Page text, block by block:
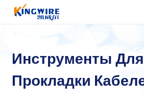
Перейти
Инструменты Для
Прокладки